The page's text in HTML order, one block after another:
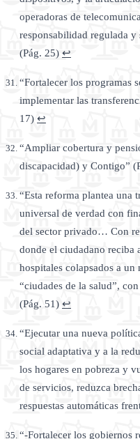
operadoras de
responsabilidad regulada y
(Pág. 25) ↩
“Fortalecer los programas
implementar las
17) ↩
“Ampliar cobertura y
discapacidad) y Contigo”
“Esta reforma plantea una
universal de verdad con
del sector privado… Con
donde el ciudadano
hospitales colapsados a
“ciudades de la salud”,
(Pág. 51) ↩
“Ejecutar una nueva
social adaptativa y a la
los hogares en pobreza y
de servicios, reduzca
respuestas automáticas
“-Fortalecer los gobiernos